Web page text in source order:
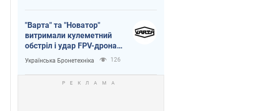
"Варта" та "Новатор"
витримали кулеметний
обстріл і удар FPV-дрона,
врятувавши життя
офіцеру ЗСУ
Українська Бронетехніка 126